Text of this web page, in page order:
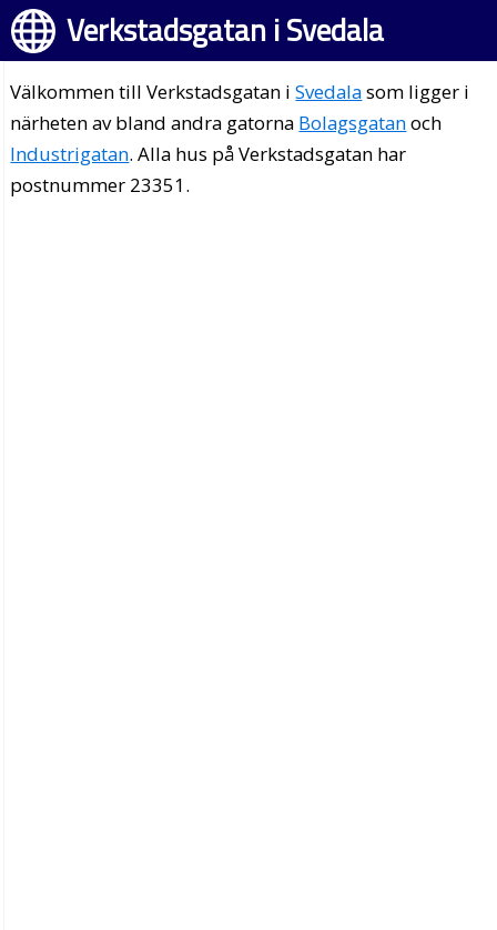
Verkstadsgatan i Svedala
Välkommen till Verkstadsgatan iSvedalasom ligger i
närheten av bland andra gatorna Bolagsgatanoch
Industrigatan. Alla hus på Verkstadsgatan har
postnummer 23351.